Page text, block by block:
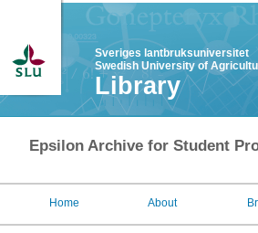
Sveriges lantbruksuniversitet
Swedish University of
Library
Epsilon Archive for Student
Home About